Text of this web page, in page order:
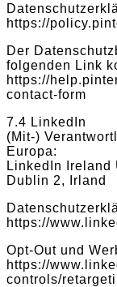
https://
Der
folgenden Link
https://
contact-form
7.4 LinkedIn
(Mit-)
Europa:
LinkedIn Ireland
Dublin 2, Irland
https://
Opt-Out und
https://
controls/